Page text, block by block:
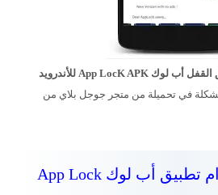
القفل أب لوك App LocK APK للأندرويد
في تحميلة من متجر جوجل بلاي من
كيفية استخدام تطبيق أب لوك App Lock